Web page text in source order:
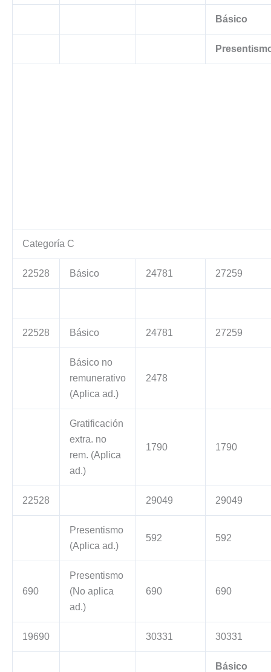
Básico
Categoría C
22528 Básico 24781 27259
22528 Básico 24781 27259
Básico no
remunerativo
(Aplica ad.)
2478
Gratificación
extra. no
rem. (Aplica
ad.)
1790 1790
22528 29049 29049
Presentismo
(Aplica ad.)
592 592
690
Presentismo
(No aplica
ad.)
690 690
19690 30331 30331
Básico